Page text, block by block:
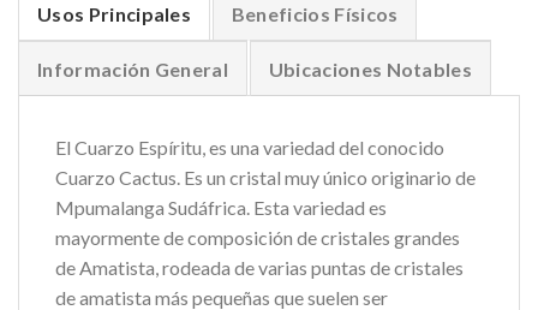
Usos Principales Beneficios Físicos
Información General Ubicaciones Notables
El Cuarzo Espíritu, es una variedad del conocido
Cuarzo Cactus. Es un cristal muy único originario de
Mpumalanga Sudáfrica. Esta variedad es
mayormente de composición de cristales grandes
de Amatista, rodeada de varias puntas de cristales
de amatista más pequeñas que suelen ser